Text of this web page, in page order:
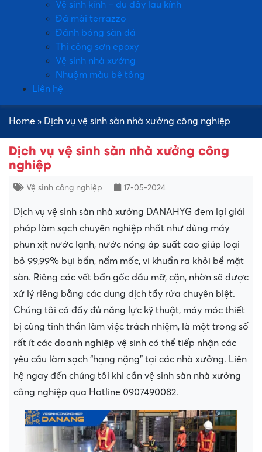
Vệ sinh kính – đu dây lau kính
Đá mài terrazzo
Đánh bóng sàn đá
Thi công sơn epoxy
Vệ sinh nhà xưởng
Nhuộm màu bê tông
Liên hệ
Home » Dịch vụ vệ sinh sàn nhà xưởng công nghiệp
Dịch vụ vệ sinh sàn nhà xưởng công
nghiệp
Vệ sinh công nghiệp 17-05-2024
Dịch vụ vệ sinh sàn nhà xưởng DANAHYG đem lại giải
pháp làm sạch chuyên nghiệp nhất như dùng máy
phun xịt nước lạnh, nước nóng áp suất cao giúp loại
bỏ 99,99% bụi bẩn, nấm mốc, vi khuẩn ra khỏi bề mặt
sàn. Riêng các vết bẩn gốc dầu mỡ, cặn, nhờn sẽ được
xử lý riêng bằng các dung dịch tẩy rửa chuyên biệt.
Chúng tôi có đầy đủ năng lực kỹ thuật, máy móc thiết
bị cùng tinh thần làm việc trách nhiệm, là một trong số
rất ít các doanh nghiệp vệ sinh có thể tiếp nhận các
yêu cầu làm sạch “hạng nặng” tại các nhà xưởng. Liên
hệ ngay đến chúng tôi khi cần vệ sinh sàn nhà xưởng
công nghiệp qua Hotline 0907490082.